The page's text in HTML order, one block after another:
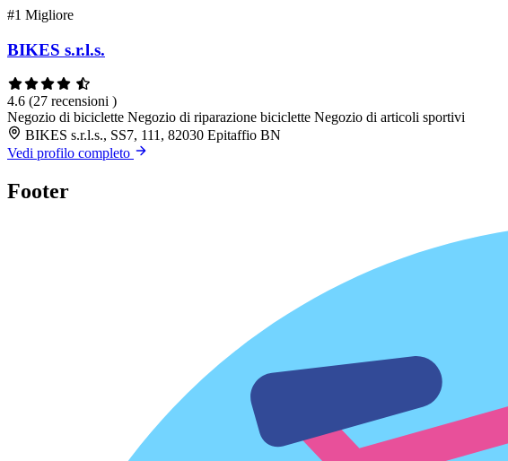
#1 Migliore
BIKES s.r.l.s.
4.6 (27 recensioni )
Negozio di biciclette Negozio di riparazione biciclette Negozio di articoli sportivi
BIKES s.r.l.s., SS7, 111, 82030 Epitaffio BN
Vedi profilo completo
Footer